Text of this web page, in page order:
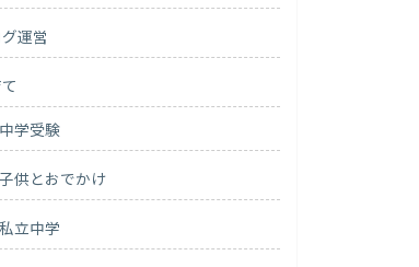
運営
中学受験
子供とおでかけ
私立中学